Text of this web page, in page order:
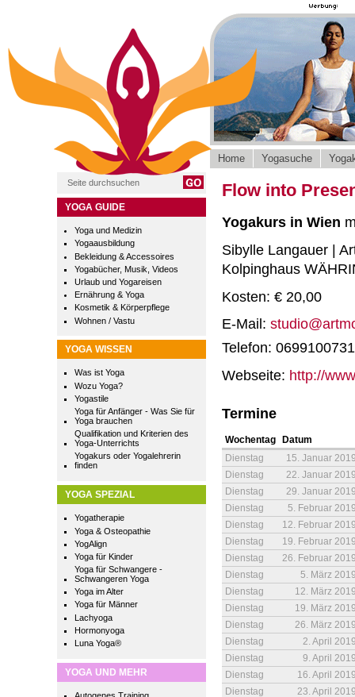
YOGA GUIDE
Yoga und Medizin
Yogaausbildung
Bekleidung & Accessoires
Yogabücher, Musik, Videos
Urlaub und Yogareisen
Ernährung & Yoga
Kosmetik & Körperpflege
Wohnen / Vastu
YOGA WISSEN
Was ist Yoga
Wozu Yoga?
Yogastile
Yoga für Anfänger - Was Sie für
Yoga brauchen
Qualifikation und Kriterien des
Yoga-Unterrichts
Yogakurs oder Yogalehrerin
finden
YOGA SPEZIAL
Yogatherapie
Yoga & Osteopathie
YogAlign
Yoga für Kinder
Yoga für Schwangere -
Schwangeren Yoga
Yoga im Alter
Yoga für Männer
Lachyoga
Hormonyoga
Luna Yoga®
YOGA UND MEHR
Home Yogasuche
Flow into
Yogakurs in Wien
Sibylle Langauer |
Kolpinghaus
Kosten: € 20,00
E-Mail:
Telefon:
Webseite: http://
Termine
Wochentag
Datum
Dienstag
15. Januar
Dienstag
22. Januar
Dienstag
29. Januar
Dienstag
5. Februar
Dienstag
12. Februar
Dienstag
19. Februar
Dienstag
26. Februar
Dienstag
5. März
Dienstag
12. März
Dienstag
19. März
Dienstag
26. März
Dienstag
2. April
Dienstag
9. April
Dienstag
16. April
Dienstag
23. April